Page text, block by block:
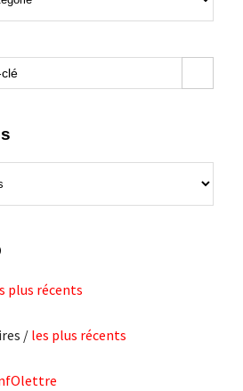
Search Button
plus récents
/ les plus récents